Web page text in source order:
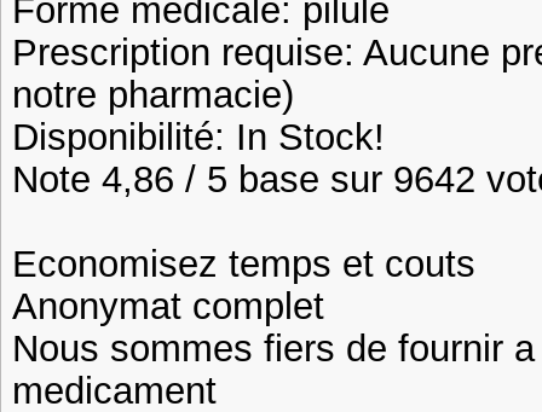
Forme medicale: pilule
Prescription requise: Aucune
notre pharmacie)
Disponibilité: In Stock!
Note 4,86 / 5 base sur 9642
Economisez temps et couts
Anonymat complet
Nous sommes fiers de fournir
medicament